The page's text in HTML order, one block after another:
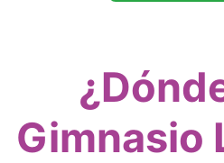
Gimnasio